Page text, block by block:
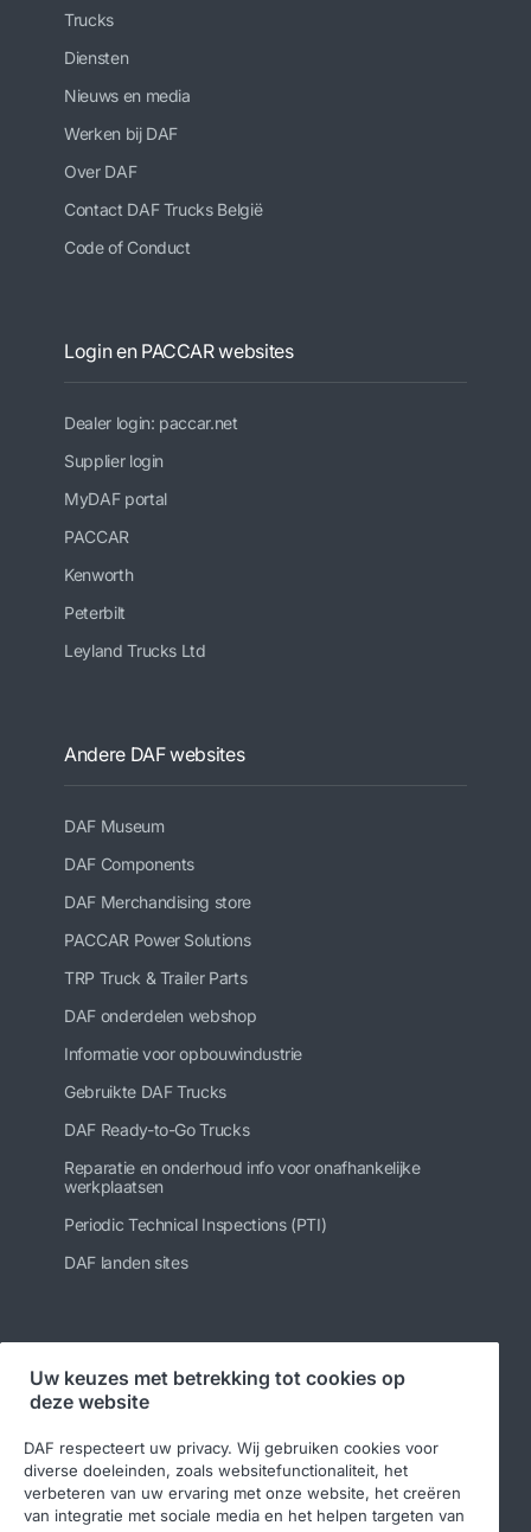
Trucks
Diensten
Nieuws en media
Werken bij DAF
Over DAF
Contact DAF Trucks België
Code of Conduct
Login en PACCAR websites
Dealer login: paccar.net
Supplier login
MyDAF portal
PACCAR
Kenworth
Peterbilt
Leyland Trucks Ltd
Andere DAF websites
DAF Museum
DAF Components
DAF Merchandising store
PACCAR Power Solutions
TRP Truck & Trailer Parts
DAF onderdelen webshop
Informatie voor opbouwindustrie
Gebruikte DAF Trucks
DAF Ready-to-Go Trucks
Reparatie en onderhoud info voor onafhankelijke
werkplaatsen
Periodic Technical Inspections (PTI)
DAF landen sites
Volg ons
Uw keuzes met betrekking tot cookies op
deze website
DAF respecteert uw privacy. Wij gebruiken cookies voor
diverse doeleinden, zoals websitefunctionaliteit, het
verbeteren van uw ervaring met onze website, het creëren
van integratie met sociale media en het helpen targeten van